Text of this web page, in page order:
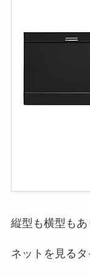
縦型も横型もあ
ネットを見るタ